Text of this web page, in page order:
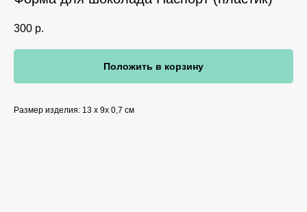
300 р.
Положить в корзину
Размер изделия: 13 х 9х 0,7 см